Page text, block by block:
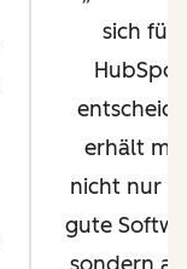
sich für
HubSpot
erhält
nicht nur
gute